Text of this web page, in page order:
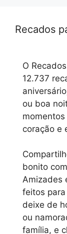
Recados
O
12.737
ou boa
coração e
bonito
Amizades
feitos
deixe de
ou
família, e